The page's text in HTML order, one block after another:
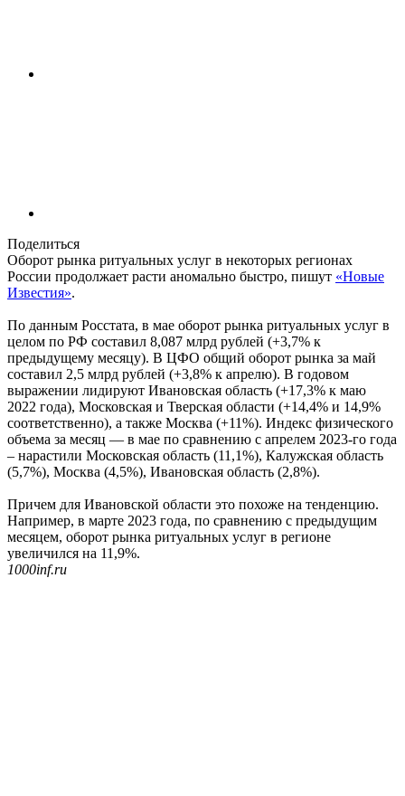
Поделиться
Оборот рынка ритуальных услуг в некоторых регионах
России продолжает расти аномально быстро, пишут «Новые
Известия».
По данным Росстата, в мае оборот рынка ритуальных услуг в
целом по РФ составил 8,087 млрд рублей (+3,7% к
предыдущему месяцу). В ЦФО общий оборот рынка за май
составил 2,5 млрд рублей (+3,8% к апрелю). В годовом
выражении лидируют Ивановская область (+17,3% к маю
2022 года), Московская и Тверская области (+14,4% и 14,9%
соответственно), а также Москва (+11%). Индекс физического
объема за месяц — в мае по сравнению с апрелем 2023-го года
– нарастили Московская область (11,1%), Калужская область
(5,7%), Москва (4,5%), Ивановская область (2,8%).
Причем для Ивановской области это похоже на тенденцию.
Например, в марте 2023 года, по сравнению с предыдущим
месяцем, оборот рынка ритуальных услуг в регионе
увеличился на 11,9%.
1000inf.ru